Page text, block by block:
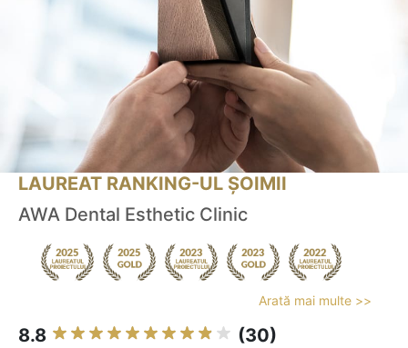
LAUREAT RANKING-UL ȘOIMII
AWA Dental Esthetic Clinic
Arată mai multe >>
8.8 (30)